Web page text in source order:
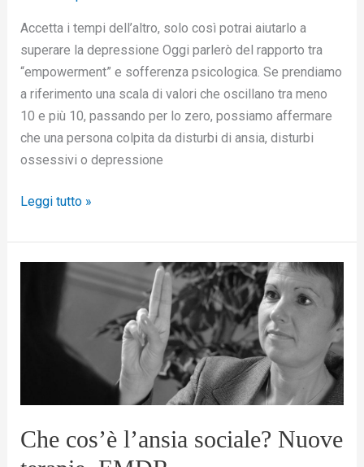
Accetta i tempi dell’altro, solo così potrai aiutarlo a
superare la depressione Oggi parlerò del rapporto tra
“empowerment” e sofferenza psicologica. Se prendiamo
a riferimento una scala di valori che oscillano tra meno
10 e più 10, passando per lo zero, possiamo affermare
che una persona colpita da disturbi di ansia, disturbi
ossessivi o depressione
Leggi tutto »
Che cos’è l’ansia sociale? Nuove
sociale?
EMDR